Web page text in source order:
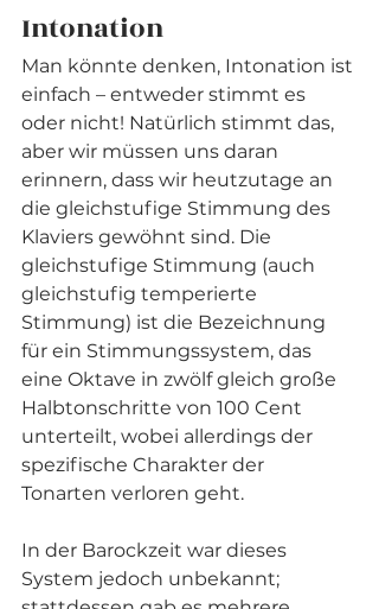
Intonation
Man könnte denken, Intonation ist
einfach – entweder stimmt es
oder nicht! Natürlich stimmt das,
aber wir müssen uns daran
erinnern, dass wir heutzutage an
die gleichstufige Stimmung des
Klaviers gewöhnt sind. Die
gleichstufige Stimmung (auch
gleichstufig temperierte
Stimmung) ist die Bezeichnung
für ein Stimmungssystem, das
eine Oktave in zwölf gleich große
Halbtonschritte von 100 Cent
unterteilt, wobei allerdings der
spezifische Charakter der
Tonarten verloren geht.
In der Barockzeit war dieses
System jedoch unbekannt;